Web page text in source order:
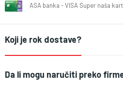
ASA banka - VISA Super naša
Koji je rok dostave?
Da li mogu naručiti preko